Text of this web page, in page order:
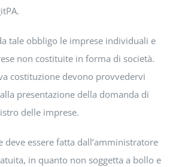
tale obbligo le imprese individuali e
non costituite in forma di società.
costituzione devono provvedervi
presentazione della domanda di
delle imprese.
deve essere fatta dall’amministratore
in quanto non soggetta a bollo e